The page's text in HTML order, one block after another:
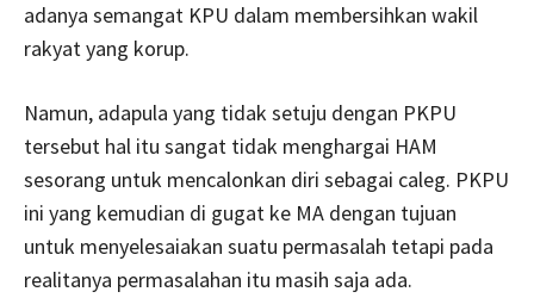
adanya semangat KPU dalam membersihkan wakil
rakyat yang korup.
Namun, adapula yang tidak setuju dengan PKPU
tersebut hal itu sangat tidak menghargai HAM
sesorang untuk mencalonkan diri sebagai caleg. PKPU
ini yang kemudian di gugat ke MA dengan tujuan
untuk menyelesaiakan suatu permasalah tetapi pada
realitanya permasalahan itu masih saja ada.